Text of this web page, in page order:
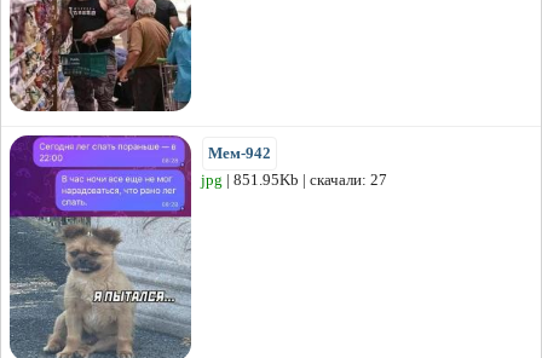
Мем-942
jpg | 851.95Kb | скачали: 27